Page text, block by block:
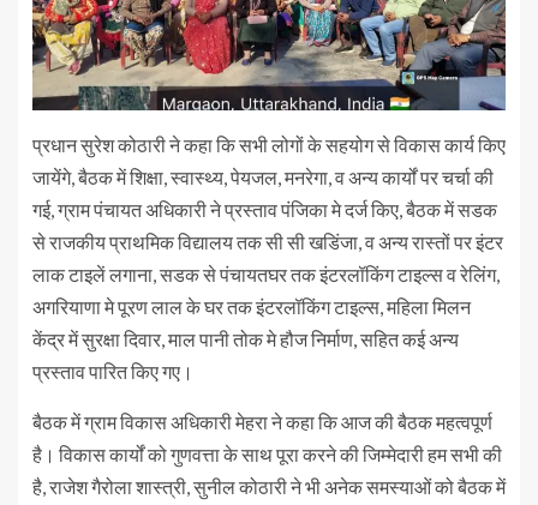
प्रधान सुरेश कोठारी ने कहा कि सभी लोगों के सहयोग से विकास कार्य किए
जायेंगे, बैठक में शिक्षा, स्वास्थ्य, पेयजल, मनरेगा, व अन्य कार्यों पर चर्चा की
गई, ग्राम पंचायत अधिकारी ने प्रस्ताव पंजिका मे दर्ज किए, बैठक में सडक
से राजकीय प्राथमिक विद्यालय तक सी सी खडिंजा, व अन्य रास्तों पर इंटर
लाक टाइलें लगाना, सडक से पंचायतघर तक इंटरलॉकिंग टाइल्स व रेलिंग,
अगरियाणा मे पूरण लाल के घर तक इंटरलॉकिंग टाइल्स, महिला मिलन
केंद्र में सुरक्षा दिवार, माल पानी तोक मे हौज निर्माण, सहित कई अन्य
प्रस्ताव पारित किए गए।
बैठक में ग्राम विकास अधिकारी मेहरा ने कहा कि आज की बैठक महत्वपूर्ण
है। विकास कार्यों को गुणवत्ता के साथ पूरा करने की जिम्मेदारी हम सभी की
है, राजेश गैरोला शास्त्री, सुनील कोठारी ने भी अनेक समस्याओं को बैठक में